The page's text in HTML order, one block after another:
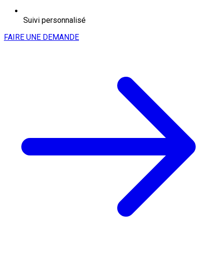
Suivi personnalisé
FAIRE UNE DEMANDE